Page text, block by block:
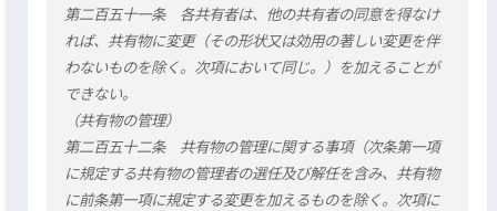
第二百五十一条 各共有者は、他の共有者の同意を得なけ
れば、共有物に変更（その形状又は効用の著しい変更を伴
わないものを除く。次項において同じ。）を加えることが
できない。
（共有物の管理）
第二百五十二条 共有物の管理に関する事項（次条第一項
に規定する共有物の管理者の選任及び解任を含み、共有物
に前条第一項に規定する変更を加えるものを除く。次項に